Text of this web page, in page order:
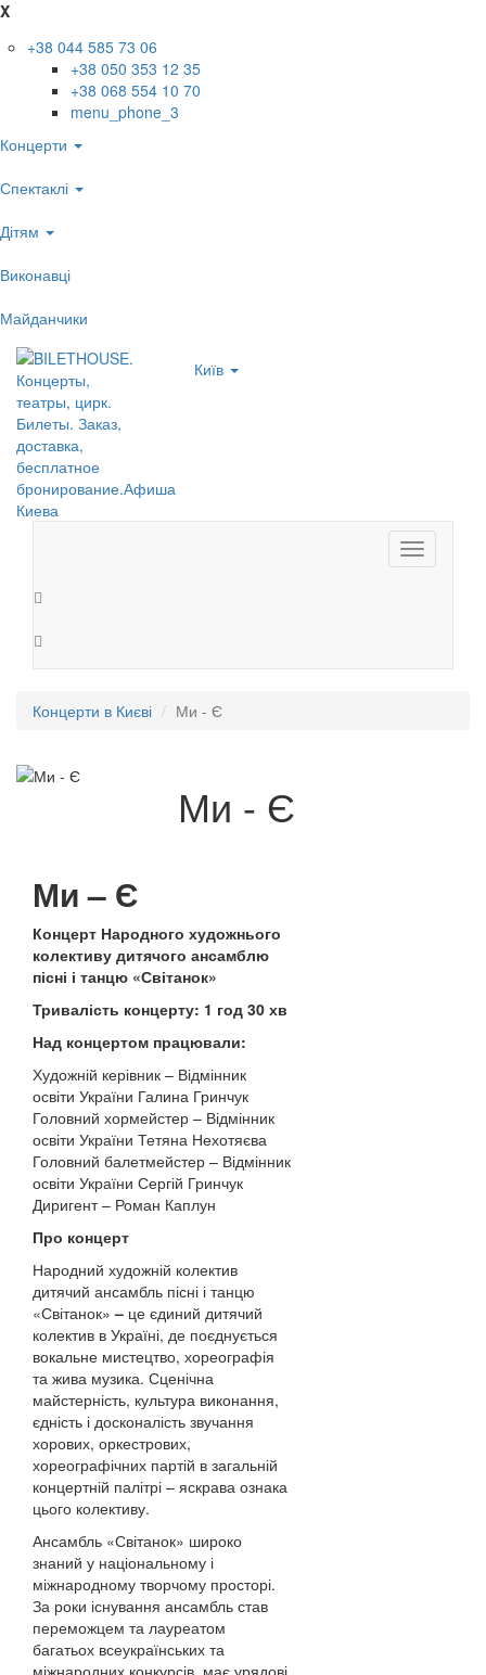
X
+38 044 585 73 06
+38 050 353 12 35
+38 068 554 10 70
menu_phone_3
Концерти
Спектаклі
Дітям
Виконавці
Майданчики
Київ
Toggle
navigation
Концерти в Києві Ми - Є
Ми - Є
Ми – Є
Концерт Народного художнього
колективу дитячого ансамблю
пісні і танцю «Світанок»
Тривалість концерту: 1 год 30 хв
Над концертом працювали:
Художній керівник – Відмінник
освіти України Галина Гринчук
Головний хормейстер – Відмінник
освіти України Тетяна Нехотяєва
Головний балетмейстер – Відмінник
освіти України Сергій Гринчук
Диригент – Роман Каплун
Про концерт
Народний художній колектив
дитячий ансамбль пісні і танцю
«Світанок» – це єдиний дитячий
колектив в Україні, де поєднується
вокальне мистецтво, хореографія
та жива музика. Сценічна
майстерність, культура виконання,
єдність і досконалість звучання
хорових, оркестрових,
хореографічних партій в загальній
концертній палітрі – яскрава ознака
цього колективу.
Ансамбль «Світанок» широко
знаний у національному і
міжнародному творчому просторі.
За роки існування ансамбль став
переможцем та лауреатом
багатьох всеукраїнських та
міжнародних конкурсів, має урядові